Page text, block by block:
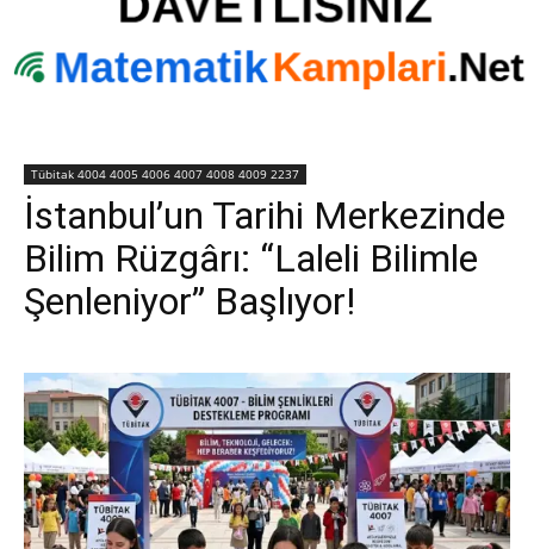
Tübitak 4004 4005 4006 4007 4008 4009 2237
İstanbul’un Tarihi Merkezinde
Bilim Rüzgârı: “Laleli Bilimle
Şenleniyor” Başlıyor!